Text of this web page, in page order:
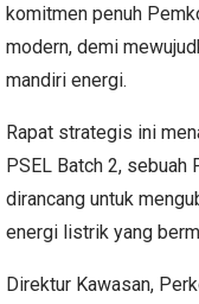
komitmen penuh
modern, demi
mandiri energi.
Rapat strategis ini
PSEL Batch 2,
dirancang untuk
energi listrik yang
Direktur Kawasan,